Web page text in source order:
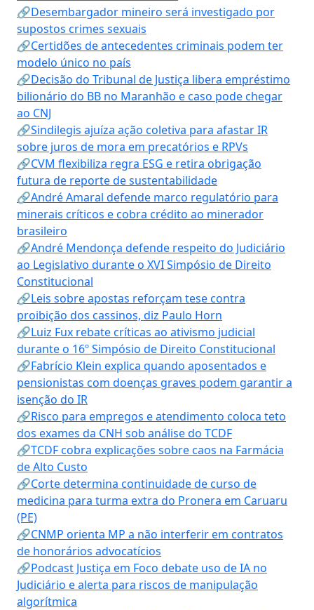
🔗Desembargador mineiro será investigado por
supostos crimes sexuais
🔗Certidões de antecedentes criminais podem ter
modelo único no país
🔗Decisão do Tribunal de Justiça libera empréstimo
bilionário do BB no Maranhão e caso pode chegar
ao CNJ
🔗Sindilegis ajuíza ação coletiva para afastar IR
sobre juros de mora em precatórios e RPVs
🔗CVM flexibiliza regra ESG e retira obrigação
futura de reporte de sustentabilidade
🔗André Amaral defende marco regulatório para
minerais críticos e cobra crédito ao minerador
brasileiro
🔗André Mendonça defende respeito do Judiciário
ao Legislativo durante o XVI Simpósio de Direito
Constitucional
🔗Leis sobre apostas reforçam tese contra
proibição dos cassinos, diz Paulo Horn
🔗Luiz Fux rebate críticas ao ativismo judicial
durante o 16º Simpósio de Direito Constitucional
🔗Fabrício Klein explica quando aposentados e
pensionistas com doenças graves podem garantir a
isenção do IR
🔗Risco para empregos e atendimento coloca teto
dos exames da CNH sob análise do TCDF
🔗TCDF cobra explicações sobre caos na Farmácia
de Alto Custo
🔗Corte determina continuidade de curso de
medicina para turma extra do Pronera em Caruaru
(PE)
🔗CNMP orienta MP a não interferir em contratos
de honorários advocatícios
🔗Podcast Justiça em Foco debate uso de IA no
Judiciário e alerta para riscos de manipulação
algorítmica